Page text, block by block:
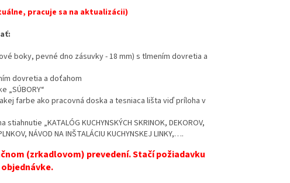
pracuje sa na aktualizácii)
boky, pevné dno zásuvky - 18 mm) s tlmením dovretia a
dovretia a doťahom
„SÚBORY“
farbe ako pracovná doska a tesniaca lišta viď príloha v
stiahnutie „KATALÓG KUCHYNSKÝCH SKRINOK, DEKOROV,
NÁVOD NA INŠTALÁCIU KUCHYNSKEJ LINKY,….
(zrkadlovom) prevedení. Stačí požiadavku